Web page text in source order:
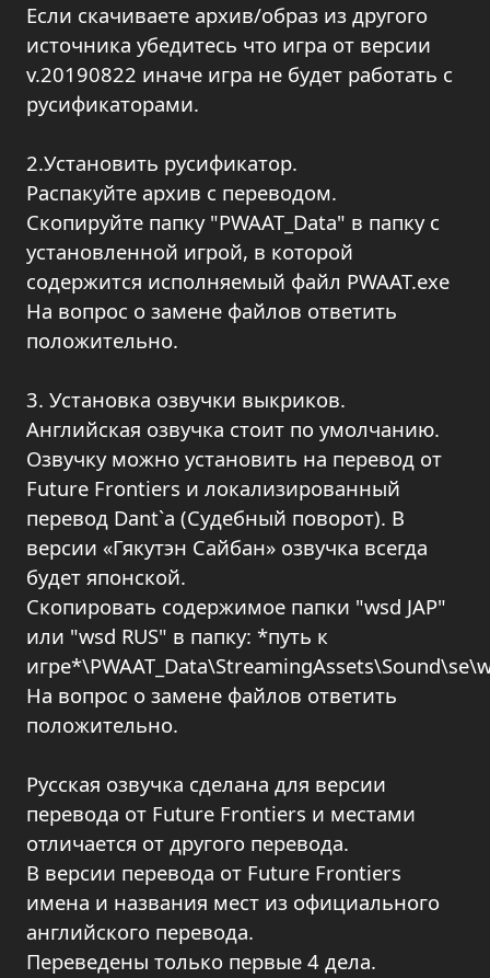
Если скачиваете архив/образ из другого
источника убедитесь что игра от версии
v.20190822 иначе игра не будет работать с
русификаторами.
2.Установить русификатор.
Распакуйте архив с переводом.
Скопируйте папку "PWAAT_Data" в папку с
установленной игрой, в которой
содержится исполняемый файл PWAAT.exe
На вопрос о замене файлов ответить
положительно.
3. Установка озвучки выкриков.
Английская озвучка стоит по умолчанию.
Озвучку можно установить на перевод от
Future Frontiers и локализированный
перевод Dant`a (Судебный поворот). В
версии «Гякутэн Сайбан» озвучка всегда
будет японской.
Скопировать содержимое папки "wsd JAP"
или "wsd RUS" в папку: *путь к
На вопрос о замене файлов ответить
положительно.
Русская озвучка сделана для версии
перевода от Future Frontiers и местами
отличается от другого перевода.
В версии перевода от Future Frontiers
имена и названия мест из официального
английского перевода.
Переведены только первые 4 дела.